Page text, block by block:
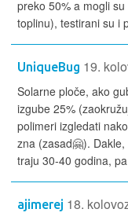
preko 50% a mogli
toplinu), testirani su i
UniqueBug 19.
Solarne ploče, ako
izgube 25%
polimeri izgledati
zna (zasad🤗).
traju 30-40 godina,
ajimerej 18.